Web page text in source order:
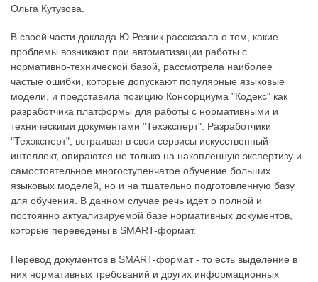
Ольга Кутузова.
В своей части доклада Ю.Резник рассказала о том, какие
проблемы возникают при автоматизации работы с
нормативно-технической базой, рассмотрела наиболее
частые ошибки, которые допускают популярные языковые
модели, и представила позицию Консорциума "Кодекс" как
разработчика платформы для работы с нормативными и
техническими документами "Техэксперт". Разработчики
"Техэксперт", встраивая в свои сервисы искусственный
интеллект, опираются не только на накопленную экспертизу и
самостоятельное многоступенчатое обучение больших
языковых моделей, но и на тщательно подготовленную базу
для обучения. В данном случае речь идёт о полной и
постоянно актуализируемой базе нормативных документов,
которые переведены в SMART-формат.
Перевод документов в SMART-формат - то есть выделение в
них нормативных требований и других информационных